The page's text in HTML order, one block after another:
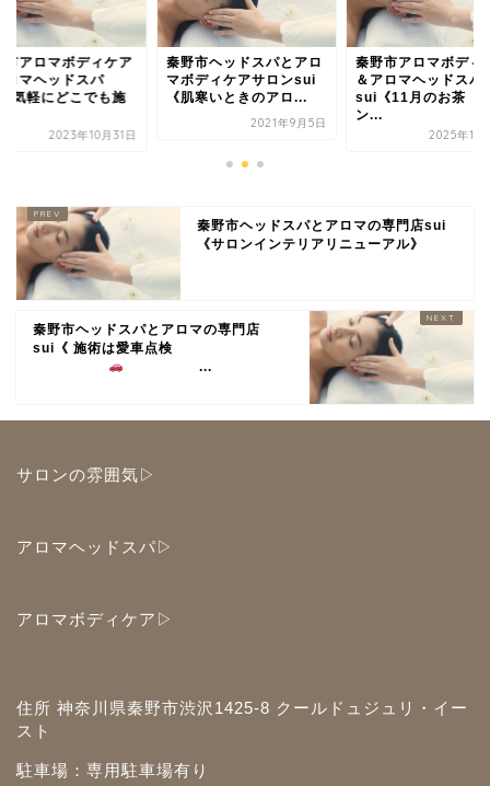
市アロマボディケア
ロマヘッドスパ
気軽にどこでも施
2023年10月31日
秦野市ヘッドスパとアロ
マボディケアサロンsui
《肌寒いときのアロ...
2021年9月5日
秦野市アロマボディ
＆アロマヘッドスパ
sui《11月のお茶『
ン...
2025年11
秦野市ヘッドスパとアロマの専門店sui
《サロンインテリアリニューアル》
秦野市ヘッドスパとアロマの専門店
sui《 施術は愛車点検
...
サロンの雰囲気▷
アロマヘッドスパ▷
アロマボディケア▷
住所 神奈川県秦野市渋沢1425-8 クールドュジュリ・イー
スト
駐車場：専用駐車場有り